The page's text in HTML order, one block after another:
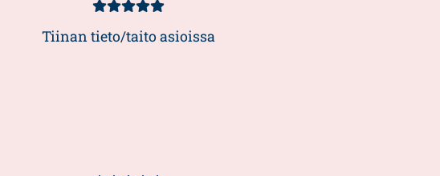
Kundbetyg
5/5
Tiinan tieto/taito asioissa